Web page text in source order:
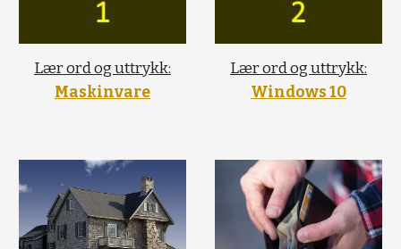
Lær ord og uttrykk:
Maskinvare
Lær ord og uttrykk:
Windows 10